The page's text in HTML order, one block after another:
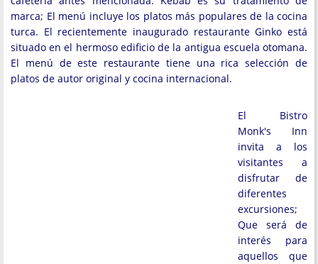
marca; El menú incluye los platos más populares de la cocina
turca. El recientemente inaugurado restaurante Ginko está
situado en el hermoso edificio de la antigua escuela otomana.
El menú de este restaurante tiene una rica selección de
platos de autor original y cocina internacional.
El Bistro
Monk's Inn
invita a los
visitantes a
disfrutar de
diferentes
excursiones;
Que será de
interés para
aquellos que